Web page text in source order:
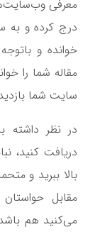
معرفی
درج کرده و به
خوانده و
مقاله شما را
سایت شما
در نظر داشته
دریافت کنید،
بالا ببرید و
مقابل
می‌کنید هم